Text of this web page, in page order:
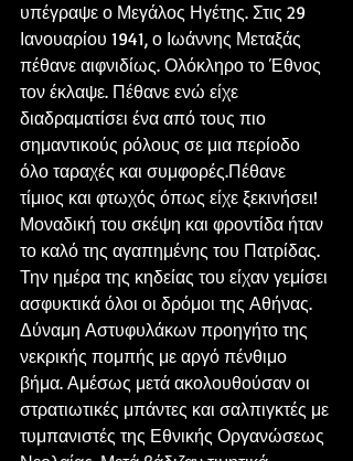
υπέγραψε ο Μεγάλος Ηγέτης. Στις 29
Ιανουαρίου 1941, ο Ιωάννης Μεταξάς
πέθανε αιφνιδίως. Ολόκληρο το Έθνος
τον έκλαψε. Πέθανε ενώ είχε
διαδραματίσει ένα από τους πιο
σημαντικούς ρόλους σε μια περίοδο
όλο ταραχές και συμφορές.Πέθανε
τίμιος και φτωχός όπως είχε ξεκινήσει!
Μοναδική του σκέψη και φροντίδα ήταν
το καλό της αγαπημένης του Πατρίδας.
Την ημέρα της κηδείας του είχαν γεμίσει
ασφυκτικά όλοι οι δρόμοι της Αθήνας.
Δύναμη Αστυφυλάκων προηγήτο της
νεκρικής πομπής με αργό πένθιμο
βήμα. Αμέσως μετά ακολουθούσαν οι
στρατιωτικές μπάντες και σαλπιγκτές με
τυμπανιστές της Εθνικής Οργανώσεως